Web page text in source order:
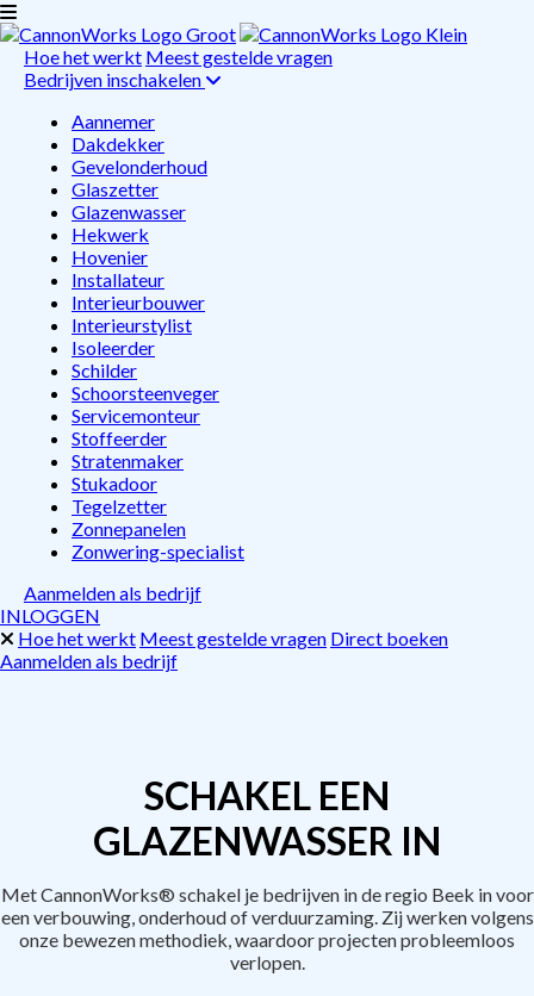
Hoe het werkt Meest gestelde vragen
Bedrijven inschakelen
Aannemer
Dakdekker
Gevelonderhoud
Glaszetter
Glazenwasser
Hekwerk
Hovenier
Installateur
Interieurbouwer
Interieurstylist
Isoleerder
Schilder
Schoorsteenveger
Servicemonteur
Stoffeerder
Stratenmaker
Stukadoor
Tegelzetter
Zonnepanelen
Zonwering-specialist
Aanmelden als bedrijf
INLOGGEN
Hoe het werkt Meest gestelde vragen Direct boeken
Aanmelden als bedrijf
SCHAKEL EEN
GLAZENWASSER IN
Met CannonWorks® schakel je bedrijven in de regio Beek in voor
een verbouwing, onderhoud of verduurzaming. Zij werken volgens
onze bewezen methodiek, waardoor projecten probleemloos
verlopen.